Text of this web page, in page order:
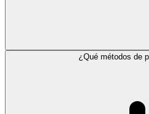
¿Qué métodos de